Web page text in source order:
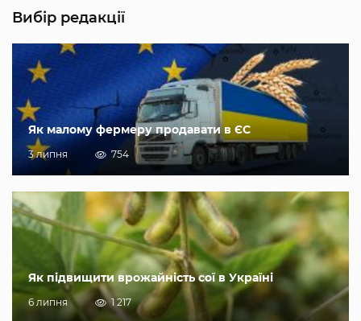
Вибір редакції
Як малому фермеру продавати в ЄС
3 липня 754
Як підвищити врожайність сої в Україні
6 липня 1 217